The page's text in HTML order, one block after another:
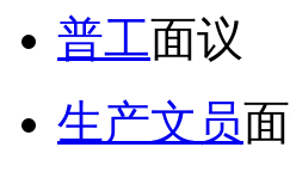
普工面议
生产文员